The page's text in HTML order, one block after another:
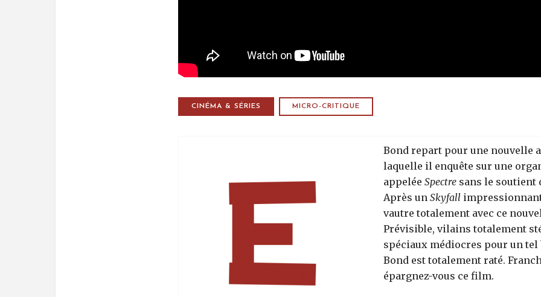
CINÉMA & SÉRIES MICRO-CRITIQUE
Bond repart pour une nouvelle
laquelle il enquête sur une
appeléeSpectre sans le soutient
Après unSkyfall
vautre totalement avec ce
Prévisible, vilains totalement
spéciaux médiocres pour un tel
Bond est totalement raté.
épargnez-vous ce film.